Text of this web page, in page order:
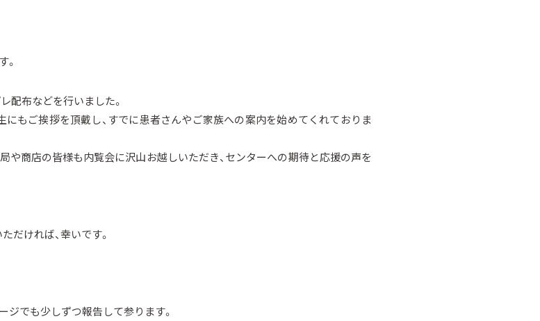
。
配布などを行いました。
もご挨拶を頂戴し、すでに患者さんやご家族への案内を始めてくれておりま
や商店の皆様も内覧会に沢山お越しいただき、センターへの期待と応援の声を
だければ、幸いです。
ジでも少しずつ報告して参ります。